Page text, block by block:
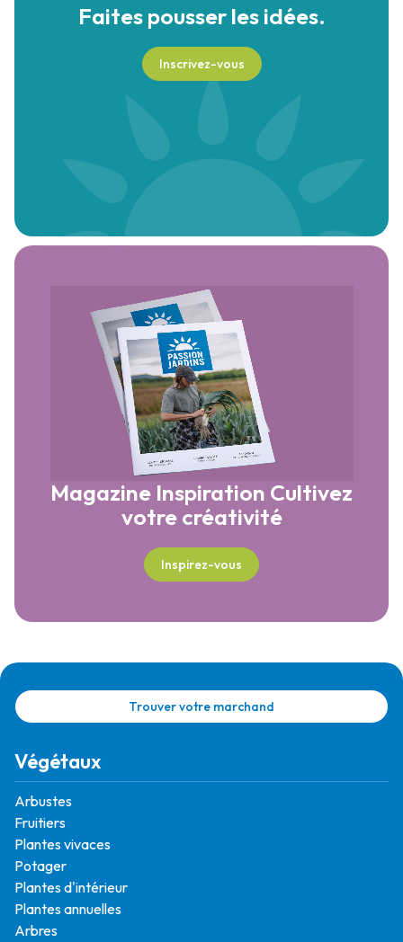
Faites pousserles idées.
Inscrivez-vous
Magazine Inspiration Cultivez
votre créativité
Inspirez-vous
Trouver votre marchand
Végétaux
Arbustes
Fruitiers
Plantes vivaces
Potager
Plantes d'intérieur
Plantes annuelles
Arbres